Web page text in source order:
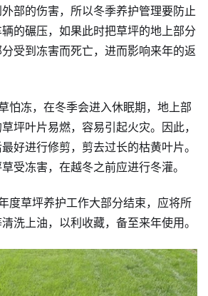
部的伤害，所以冬季养护管理要防止
的碾压，如果此时把草坪的地上部分
受到冻害而死亡，进而影响来年的返
怕冻，在冬季会进入休眠期，地上部
坪叶片易燃，容易引起火灾。因此，
好进行修剪，剪去过长的枯黄叶片。
受冻害，在越冬之前应进行冬灌。
度草坪养护工作大部分结束，应将所
洗上油，以利收藏，备至来年使用。